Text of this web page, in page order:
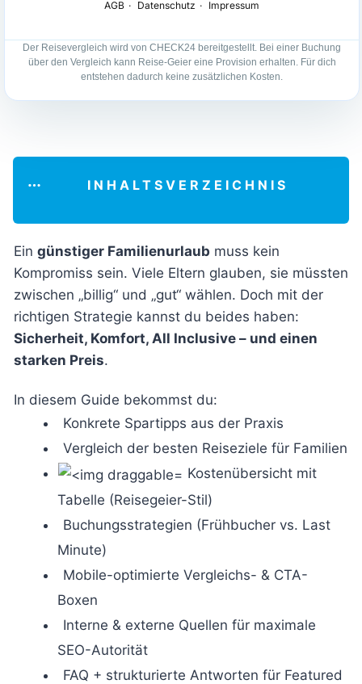
Der Reisevergleich wird von CHECK24 bereitgestellt. Bei einer Buchung
über den Vergleich kann Reise-Geier eine Provision erhalten. Für dich
entstehen dadurch keine zusätzlichen Kosten.
INHALTSVERZEICHNIS
Ein günstiger Familienurlaub muss kein
Kompromiss sein. Viele Eltern glauben, sie müssten
zwischen „billig“ und „gut“ wählen. Doch mit der
richtigen Strategie kannst du beides haben:
Sicherheit, Komfort, All Inclusive – und einen
starken Preis.
In diesem Guide bekommst du:
Konkrete Spartipps aus der Praxis
Vergleich der besten Reiseziele für Familien
Kostenübersicht mit
Tabelle (Reisegeier-Stil)
Buchungsstrategien (Frühbucher vs. Last
Minute)
Mobile-optimierte Vergleichs- & CTA-
Boxen
Interne & externe Quellen für maximale
SEO-Autorität
FAQ + strukturierte Antworten für Featured